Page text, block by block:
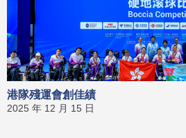
港隊殘運會創佳績
2025 年 12 月 15 日